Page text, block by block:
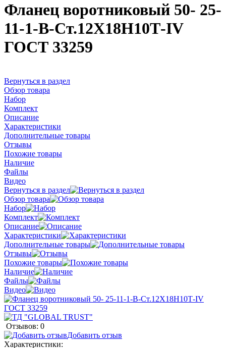
Фланец воротниковый 50- 25-
11-1-B-Ст.12Х18Н10Т-IV
ГОСТ 33259
Вернуться в раздел
Обзор товара
Набор
Комплект
Описание
Характеристики
Дополнительные товары
Отзывы
Похожие товары
Наличие
Файлы
Видео
Вернуться в раздел
Обзор товара
Набор
Комплект
Описание
Характеристики
Дополнительные товары
Отзывы
Похожие товары
Наличие
Файлы
Видео
Отзывов: 0
Добавить отзыв
Характеристики: